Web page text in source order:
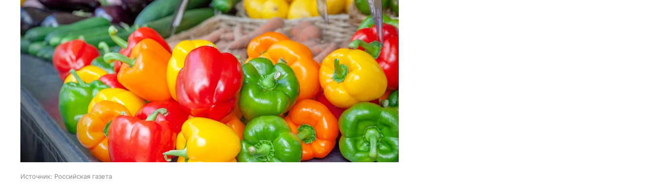
Источник: Российская газета